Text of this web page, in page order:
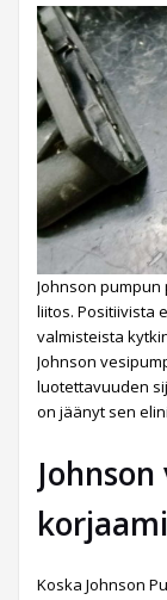
Johnson
liitos. Positiivista
valmisteista
Johnson
luotettavuuden
on jäänyt sen
Koska Johnson